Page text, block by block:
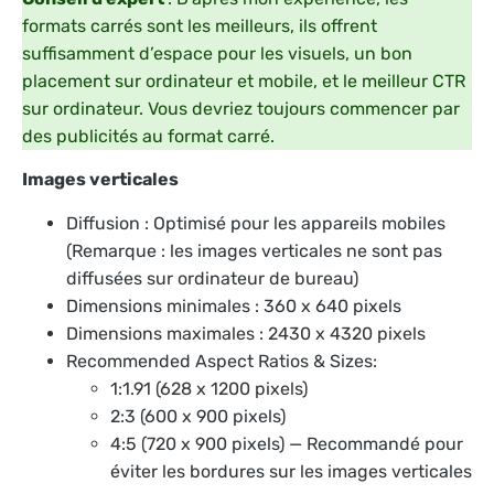
formats carrés sont les meilleurs, ils offrent
suffisamment d’espace pour les visuels, un bon
placement sur ordinateur et mobile, et le meilleur CTR
sur ordinateur. Vous devriez toujours commencer par
des publicités au format carré.
Images verticales
Diffusion : Optimisé pour les appareils mobiles
(Remarque : les images verticales ne sont pas
diffusées sur ordinateur de bureau)
Dimensions minimales : 360 x 640 pixels
Dimensions maximales : 2430 x 4320 pixels
Recommended Aspect Ratios & Sizes:
1:1.91 (628 x 1200 pixels)
2:3 (600 x 900 pixels)
4:5 (720 x 900 pixels) — Recommandé pour
éviter les bordures sur les images verticales